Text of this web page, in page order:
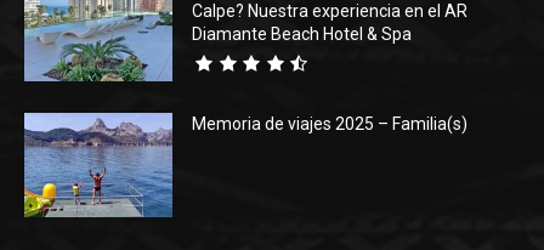
Calpe? Nuestra experiencia en el AR
Diamante Beach Hotel & Spa
Memoria de viajes 2025 – Familia(s)